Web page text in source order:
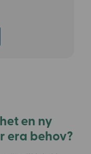
en ny
era behov?